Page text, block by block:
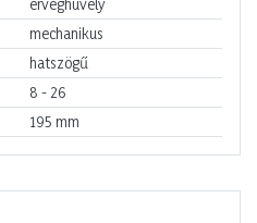
érvéghüvely
mechanikus
hatszögű
8 - 26
195 mm